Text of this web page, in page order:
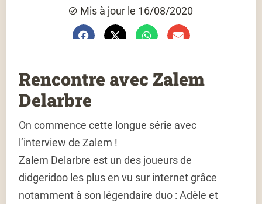
Mis à jour le 16/08/2020
Rencontre avec Zalem
Delarbre
On commence cette longue série avec
l’interview de Zalem !
Zalem Delarbre est un des joueurs de
didgeridoo les plus en vu sur internet grâce
notamment à son légendaire duo : Adèle et